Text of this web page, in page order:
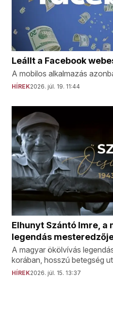
Leállt a Facebook
A mobilos alkalmazás
HÍREK2026. júl. 19. 11:44
Elhunyt Szántó Imre,
legendás
A magyar ökölvívás
korában, hosszú betegség
HÍREK2026. júl. 15. 13:37